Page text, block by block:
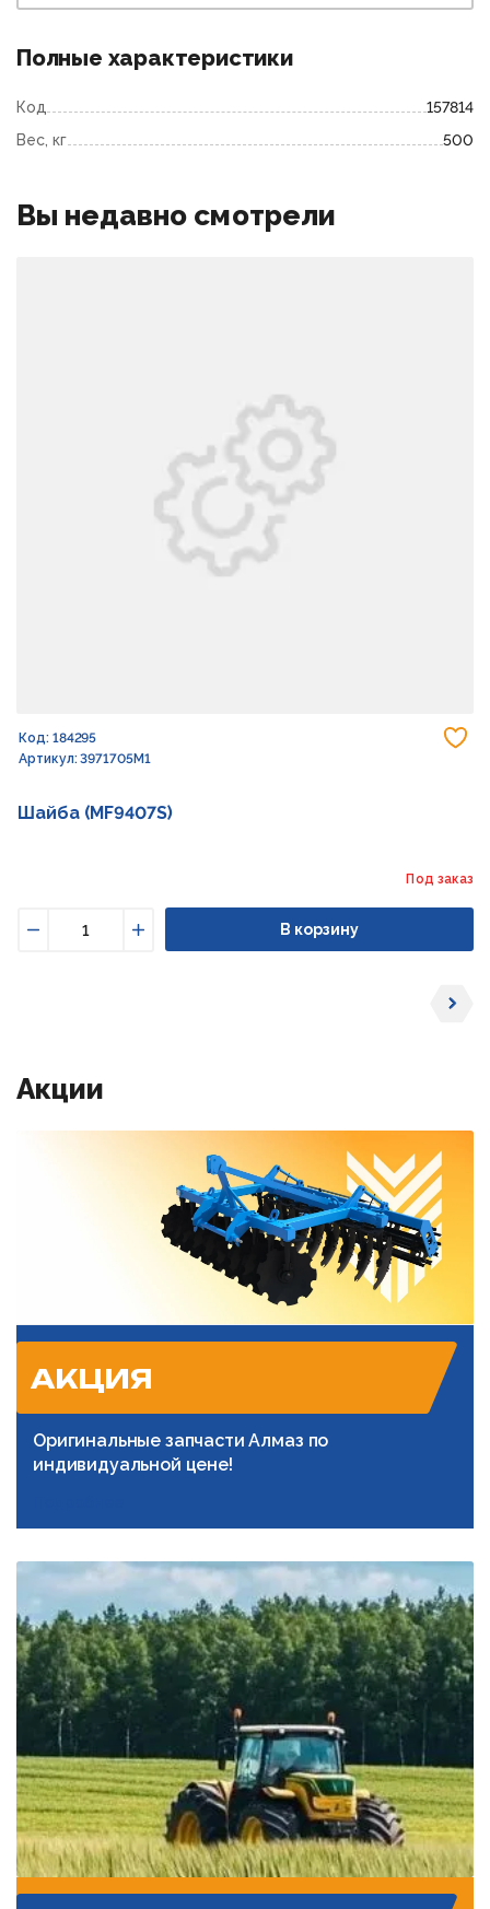
Полные характеристики
Код
157814
Вес, кг
500
Вы недавно смотрели
Код: 184295
Артикул: 3971705M1
Шайба (MF9407S)
Под заказ
Увеличить
В корзину
Акции
АКЦИЯ
Оригинальные запчасти Алмаз по
индивидуальной цене!